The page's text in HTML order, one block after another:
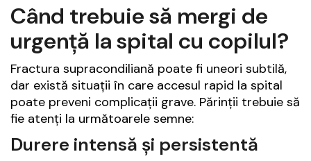
Când trebuie să mergi de
urgență la spital cu copilul?
Fractura supracondiliană poate fi uneori subtilă,
dar există situații în care accesul rapid la spital
poate preveni complicații grave. Părinții trebuie să
fie atenți la următoarele semne:
Durere intensă și persistentă